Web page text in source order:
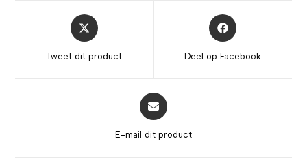
Tweet dit product Deel op Facebook
E-mail dit product